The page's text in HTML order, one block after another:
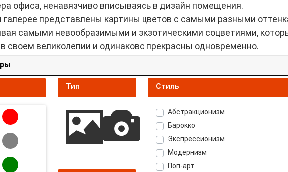
офиса, ненавязчиво вписываясь в дизайн помещения.
галерее представлены картины цветов с самыми разными
самыми невообразимыми и экзотическими соцветиями,
своем великолепии и одинаково прекрасны одновременно.
Тип Стиль
Абстракционизм
Барокко
Экспрессионизм
Модернизм
Поп-арт